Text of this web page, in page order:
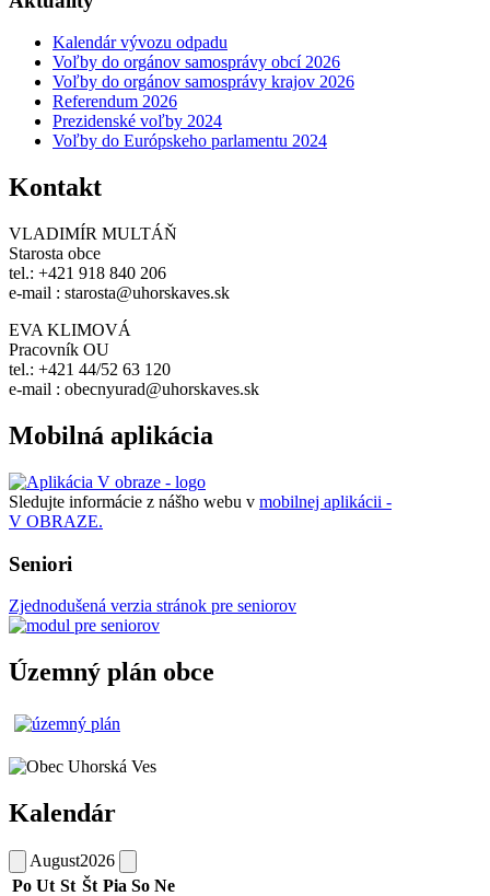
Kalendár vývozu odpadu
Voľby do orgánov samosprávy obcí 2026
Voľby do orgánov samosprávy krajov 2026
Referendum 2026
Prezidenské voľby 2024
Voľby do Európskeho parlamentu 2024
Kontakt
VLADIMÍR MULTÁŇ
Starosta obce
tel.: +421 918 840 206
e-mail : starosta@uhorskaves.sk
EVA KLIMOVÁ
Pracovník OU
tel.: +421 44/52 63 120
e-mail : obecnyurad@uhorskaves.sk
Mobilná aplikácia
Sledujte informácie z nášho webu v mobilnej aplikácii -
V OBRAZE.
Seniori
Zjednodušená verzia stránok pre seniorov
Územný plán obce
Kalendár
August2026
Po Ut St Št Pia So Ne